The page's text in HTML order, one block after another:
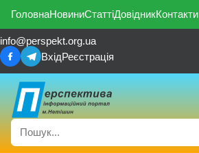
ГоловнаНовиниСтаттіДовідникКонтакти
info@perspekt.org.ua
ВхідРеєстрація